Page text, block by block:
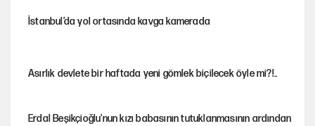
İstanbul’da yol ortasında kavga kamerada
Asırlık devlete bir haftada yeni gömlek biçilecek öyle mi?!..
Erdal Beşikçioğlu'nun kızı babasının tutuklanmasının ardından